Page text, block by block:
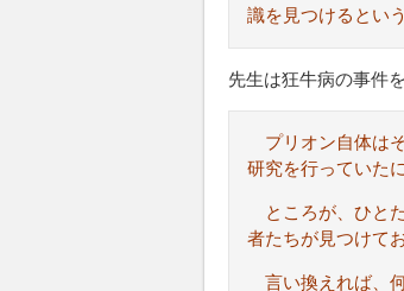
識を見つけるとい
先生は狂牛病の事件
プリオン自体は
研究を行っていた
ところが、ひと
者たちが見つけて
言い換えれば、